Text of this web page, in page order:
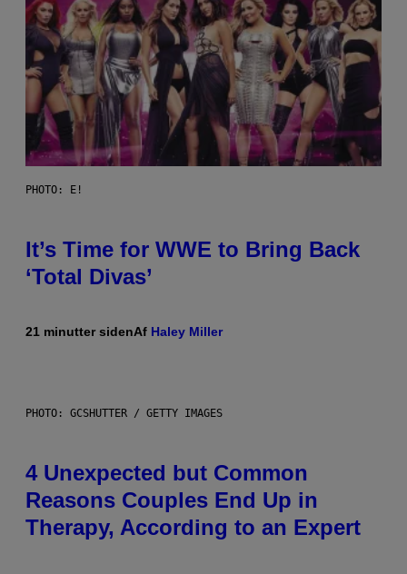
PHOTO: E!
It’s Time for WWE to Bring Back
‘Total Divas’
21 minutter sidenAf Haley Miller
PHOTO: GCSHUTTER / GETTY IMAGES
4 Unexpected but Common
Reasons Couples End Up in
Therapy, According to an Expert